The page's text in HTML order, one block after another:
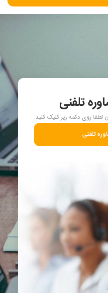
تلفنی
لطفا روی دکمه زیر کلیک کنید.
تلفنی